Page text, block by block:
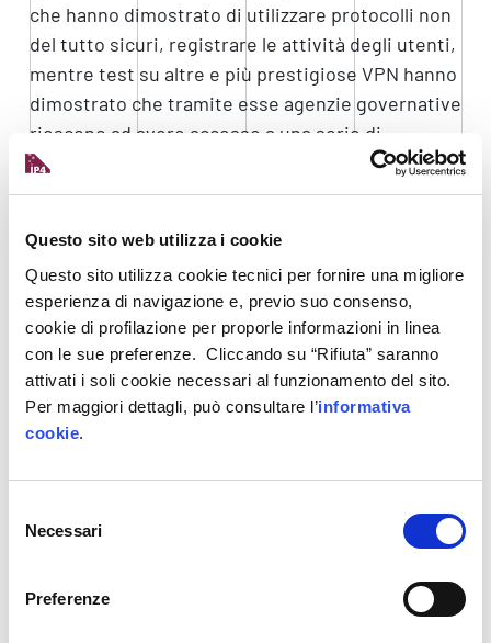
Questo sito web utilizza i cookie
Questo sito utilizza cookie tecnici per fornire una migliore
esperienza di navigazione e, previo suo consenso,
cookie di profilazione per proporle informazioni in linea
con le sue preferenze. Cliccando su “Rifiuta” saranno
attivati i soli cookie necessari al funzionamento del sito.
Per maggiori dettagli, può consultare l’informativa
cookie.
delNecessari
Preferenze
che hanno dimostrato di utilizzare protocolli non
del tutto sicuri, registrare le attività degli utenti,
mentre test su altre e più prestigiose VPN hanno
dimostrato che tramite esse agenzie governative
riescono ad avere accesso a una serie di
informazioni private.
VPN sicure, solide e robuste(spesso a
pagamento), ma anche imparare a configurarleal
meglio per sfruttare al massimo le potenzialità
offerte.
Faresmart working in sicurezzautilizzando una
VPN, prevede una serie di azioni preventive (e
non solo) da mettere in atto:
scegliere con cura e attenzione la VPN di cui abbiamo
maggiormente si adatta alle nostre esigenze
potenziare l’effetto di protezione dei dati (
ne abbiamo